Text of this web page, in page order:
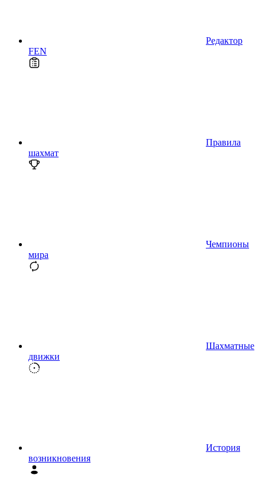
Редактор
FEN
Правила
шахмат
Чемпионы
мира
Шахматные
движки
История
возникновения